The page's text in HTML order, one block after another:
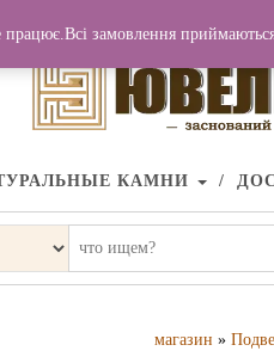
КАМНИ
магазин »
замовлення